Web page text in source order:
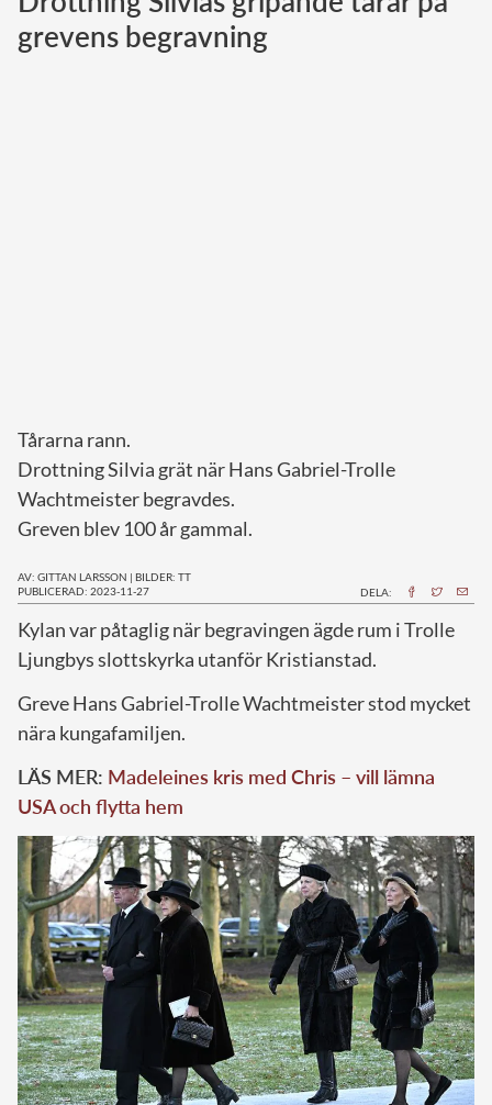
Norska kungahuset
grevens begravning
Tårarna rann.
Drottning Silvia grät när Hans Gabriel-Trolle
Wachtmeister begravdes.
Greven blev 100 år gammal.
AV: GITTAN LARSSON | BILDER: TT
PUBLICERAD: 2023-11-27
DELA:
Kylan var påtaglig när begravingen ägde rum i Trolle
Ljungbys slottskyrka utanför Kristianstad.
Greve Hans Gabriel-Trolle Wachtmeister stod mycket
nära kungafamiljen.
LÄS MER: Madeleines kris med Chris – vill lämna
USA och flytta hem